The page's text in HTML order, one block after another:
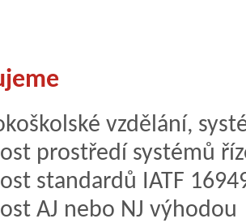
vzdělání,
prostředí systémů
standardů IATF
AJ nebo NJ výhodou